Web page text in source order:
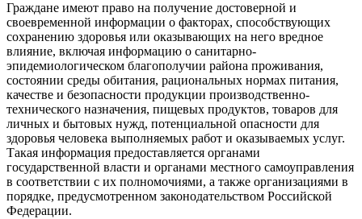
Граждане имеют право на получение достоверной и
своевременной информации о факторах, способствующих
сохранению здоровья или оказывающих на него вредное
влияние, включая информацию о санитарно-
эпидемиологическом благополучии района проживания,
состоянии среды обитания, рациональных нормах питания,
качестве и безопасности продукции производственно-
технического назначения, пищевых продуктов, товаров для
личных и бытовых нужд, потенциальной опасности для
здоровья человека выполняемых работ и оказываемых услуг.
Такая информация предоставляется органами
государственной власти и органами местного самоуправления
в соответствии с их полномочиями, а также организациями в
порядке, предусмотренном законодательством Российской
Федерации.